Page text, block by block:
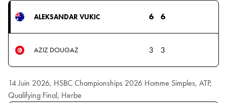
ALEKSANDAR VUKIC 6 6
AZIZ DOUGAZ 3 3
14 Juin 2026, HSBC Championships 2026 Homme Simples, ATP,
Qualifying Final, Herbe